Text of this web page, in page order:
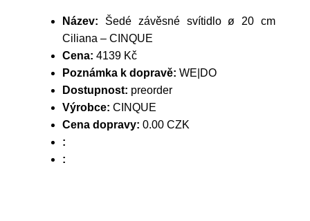
Název: Šedé závěsné svítidlo ø 20 cm
Ciliana – CINQUE
Cena: 4139 Kč
Poznámka k dopravě: WE|DO
Dostupnost: preorder
Výrobce: CINQUE
Cena dopravy: 0.00 CZK
:
: